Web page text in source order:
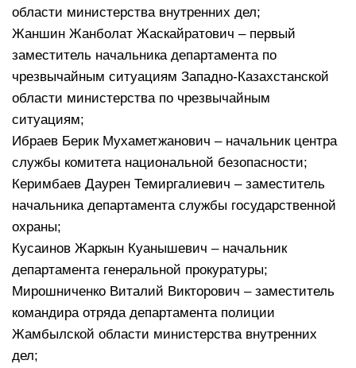
области министерства внутренних дел;
Жаншин Жанболат Жаскайратович – первый
заместитель начальника департамента по
чрезвычайным ситуациям Западно-Казахстанской
области министерства по чрезвычайным
ситуациям;
Ибраев Берик Мухаметжанович – начальник центра
службы комитета национальной безопасности;
Керимбаев Даурен Темиргалиевич – заместитель
начальника департамента службы государственной
охраны;
Кусаинов Жаркын Куанышевич – начальник
департамента генеральной прокуратуры;
Мирошниченко Виталий Викторович – заместитель
командира отряда департамента полиции
Жамбылской области министерства внутренних
дел;